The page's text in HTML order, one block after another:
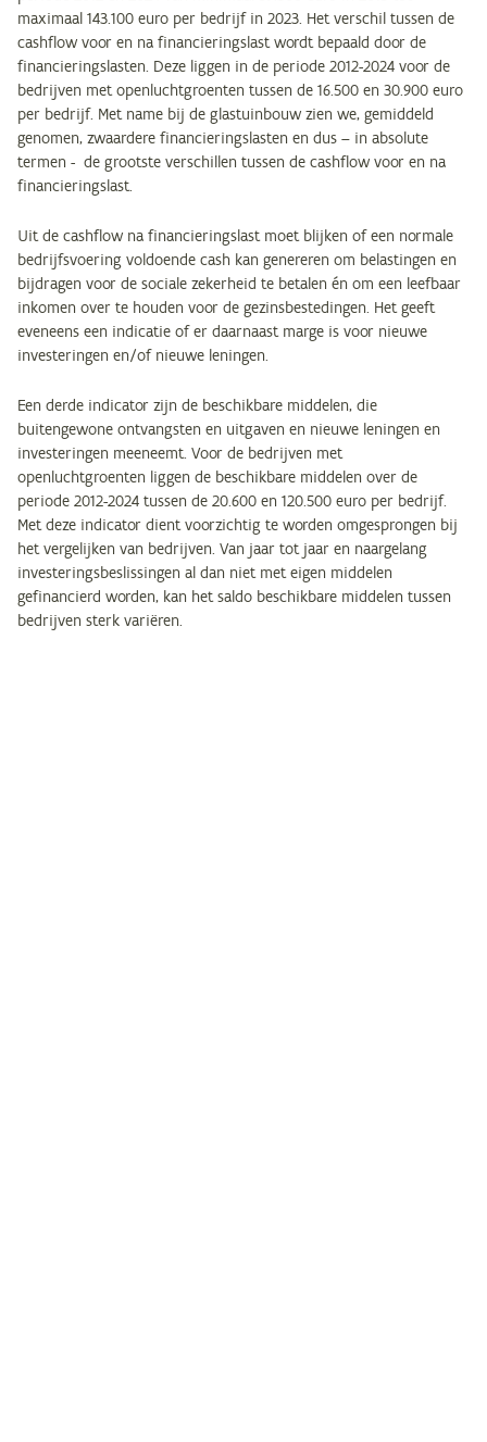
maximaal 143.100 euro per bedrijf in 2023. Het verschil tussen de
cashflow voor en na financieringslast wordt bepaald door de
financieringslasten. Deze liggen in de periode 2012-2024 voor de
bedrijven met openluchtgroenten tussen de 16.500 en 30.900 euro
per bedrijf. Met name bij de glastuinbouw zien we, gemiddeld
genomen, zwaardere financieringslasten en dus – in absolute
termen - de grootste verschillen tussen de cashflow voor en na
financieringslast.
Uit de cashflow na financieringslast moet blijken of een normale
bedrijfsvoering voldoende cash kan genereren om belastingen en
bijdragen voor de sociale zekerheid te betalen én om een leefbaar
inkomen over te houden voor de gezinsbestedingen. Het geeft
eveneens een indicatie of er daarnaast marge is voor nieuwe
investeringen en/of nieuwe leningen.
Een derde indicator zijn de beschikbare middelen, die
buitengewone ontvangsten en uitgaven en nieuwe leningen en
investeringen meeneemt. Voor de bedrijven met
openluchtgroenten liggen de beschikbare middelen over de
periode 2012-2024 tussen de 20.600 en 120.500 euro per bedrijf.
Met deze indicator dient voorzichtig te worden omgesprongen bij
het vergelijken van bedrijven. Van jaar tot jaar en naargelang
investeringsbeslissingen al dan niet met eigen middelen
gefinancierd worden, kan het saldo beschikbare middelen tussen
bedrijven sterk variëren.